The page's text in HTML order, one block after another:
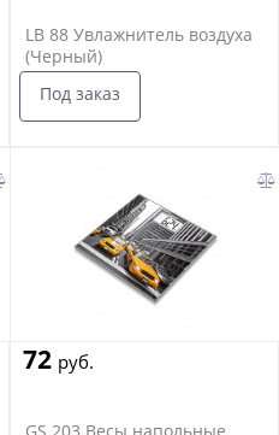
LB 88 Увлажнитель воздуха
(Черный)
Под заказ
72 руб.